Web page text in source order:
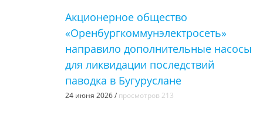
Акционерное общество
«Оренбургкоммунэлектросеть»
направило дополнительные насосы
для ликвидации последствий
паводка в Бугуруслане
24 июня 2026 / просмотров 213